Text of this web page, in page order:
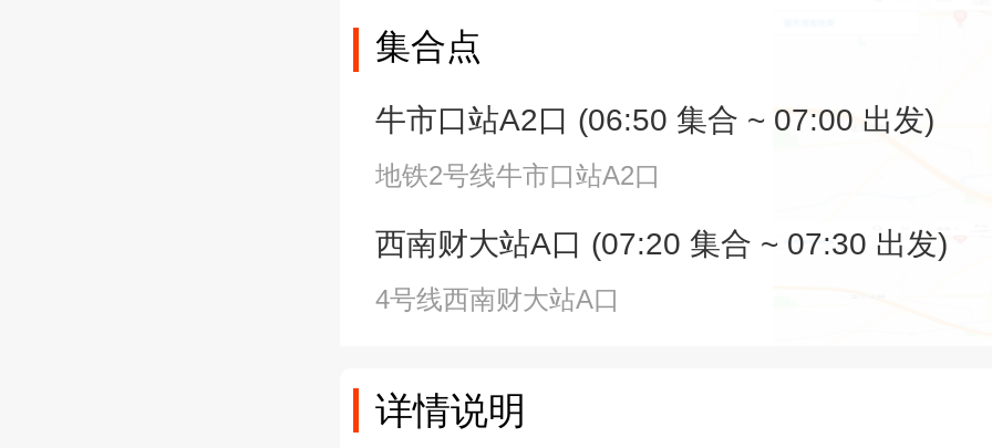
集合点
牛市口站A2口 (06:50 集合 ~ 07:00 出发)
地铁2号线牛市口站A2口
西南财大站A口 (07:20 集合 ~ 07:30 出发)
4号线西南财大站A口
详情说明